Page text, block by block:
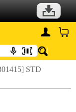
STD